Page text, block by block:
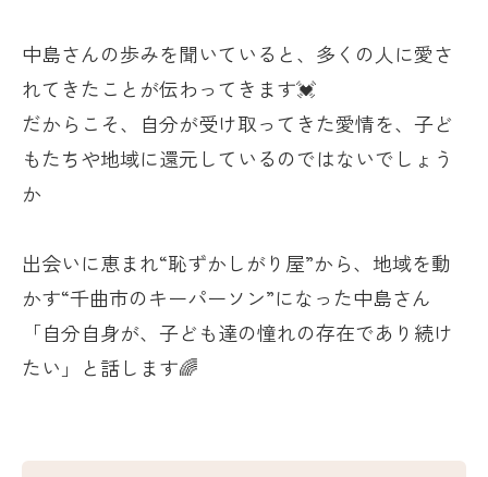
中島さんの歩みを聞いていると、多くの人に愛さ
れてきたことが伝わってきます💓
だからこそ、自分が受け取ってきた愛情を、子ど
もたちや地域に還元しているのではないでしょう
か
出会いに恵まれ“恥ずかしがり屋”から、地域を動
かす“千曲市のキーパーソン”になった中島さん
「自分自身が、子ども達の憧れの存在であり続け
たい」と話します🌈